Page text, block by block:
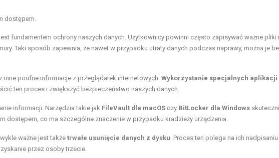
dostępem.
jest fundamentem ochrony naszych danych. Użytkownicy powinni często zapisywać ważne pliki
Taki sposób zapewnia, że nawet w przypadku utraty danych podczas naprawy, można je
inne poufne informacje z przeglądarek internetowych. Wykorzystanie specjalnych aplikacji
ten proces i zwiększyć bezpieczeństwo naszych danych.
informacji. Narzędzia takie jak FileVault dla macOS czy BitLocker dla Windows
dostępem, co ma szczególne znaczenie w przypadku kradzieży urządzenia.
ważne jest także trwałe usunięcie danych z dysku . Proces ten polega na ich
przez osoby trzecie.